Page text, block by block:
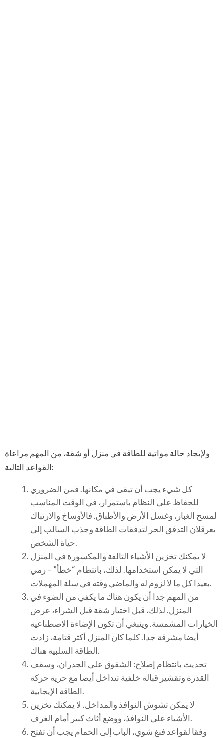
ولإيجاد حالة مواتية للطاقة في منزل أو شقة، من المهم مراعاة
القواعد التالية:
كل شيء يجب أن تبقى في مكانها. فمن الضروري
للحفاظ على النظام باستمرار، في الوقت المناسب
لمسح الغبار، وغسل الأرض والأطباق. فالأوساخ والارتباك
يعرقلان التدفق الحر لتدفقات الطاقة وجذب السالب إلى
حياة الشخص.
لا يمكنك تخزين الأشياء التالفة والمكسورة في المنزل
التي لا يمكن استخدامها. لذلك، بانتظام “خطأ” – رمي
بعيدا كل ما لا لزوم له والماضي وقته في سلة المهملات.
من المهم جدا أن يكون هناك ما يكفي من الضوء في
المنزل. لذلك، قبل اختيار شقة قبل الشراء، عرض
الخيارات المشمسة. وينبغي أن تكون الإضاءة الاصطناعية
أيضا مشرقة جدا. كلما كان المنزل أكثر قتامة، زادت
الطاقة السلبية هناك.
تحديث بانتظام إصلاح: الشقوق على الجدران، وسقف
القذرة وتقشير قبالة خلفية تتداخل أيضا مع حرية حركة
الطاقة الإيجابية.
لا يمكن تشوش النوافذ والمداخل. لا يمكنك تخزين
الأشياء على النوافذ، ووضع أثاث كبير أمام الغرف.
وفقا لقواعد فنغ شوي، الباب إلى الحمام يجب أن تفتح